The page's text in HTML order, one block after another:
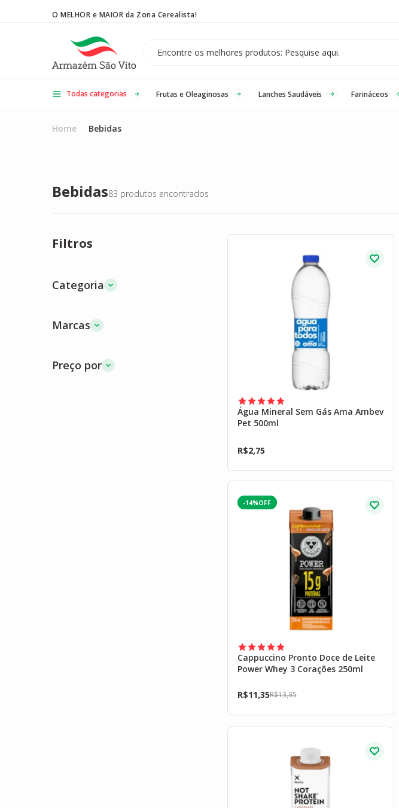
O MELHOR e MAIOR da Zona Cerealista!
Todas categorias Frutas e Oleaginosas Lanches Saudáveis Farináceos
Home Bebidas
Bebidas83 produtos encontrados
Filtros
Categoria
Marcas
Preço por
Água Mineral Sem Gás Ama Ambev
Pet 500ml
R$2,75
-14%
Cappuccino Pronto Doce de Leite
Power Whey 3 Corações 250ml
R$13,35
R$11,35